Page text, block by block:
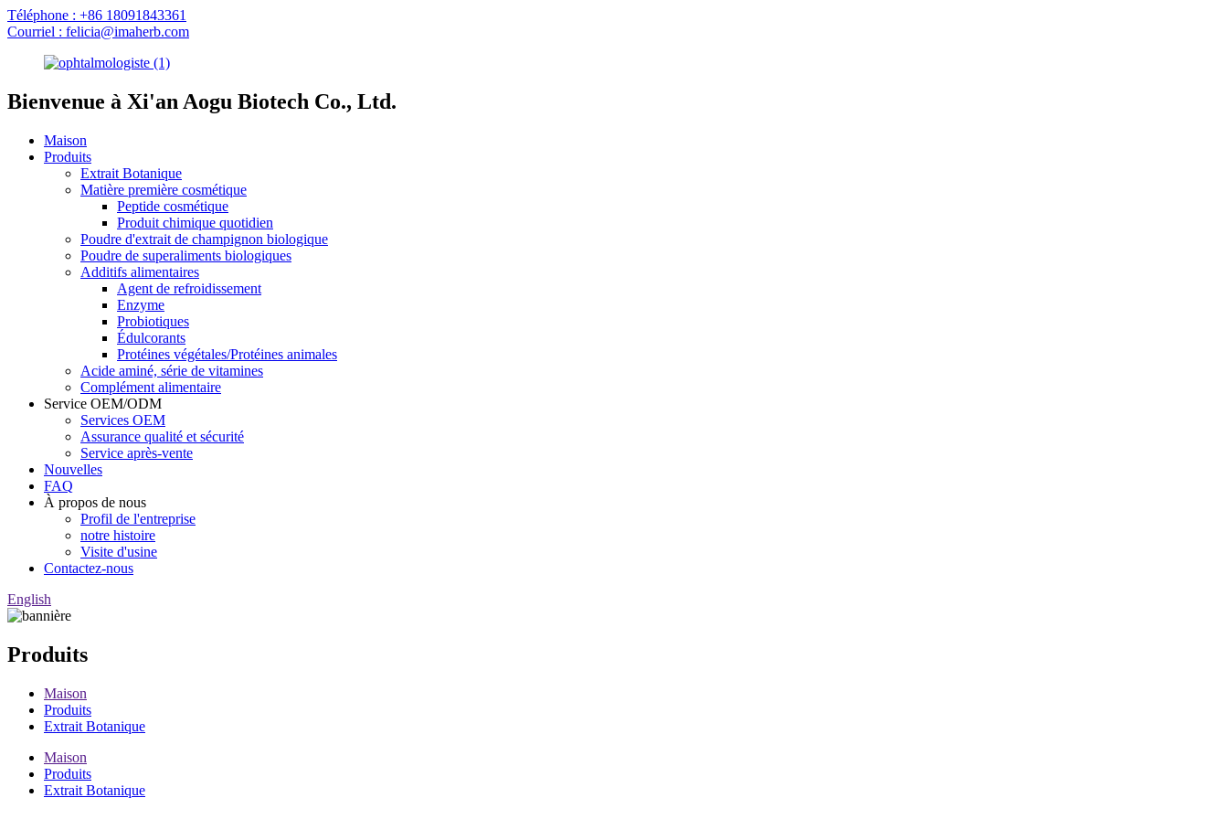
Téléphone : +86 18091843361
Courriel : felicia@imaherb.com
Bienvenue à Xi'an Aogu Biotech Co., Ltd.
Maison
Produits
Extrait Botanique
Matière première cosmétique
Peptide cosmétique
Produit chimique quotidien
Poudre d'extrait de champignon biologique
Poudre de superaliments biologiques
Additifs alimentaires
Agent de refroidissement
Enzyme
Probiotiques
Édulcorants
Protéines végétales/Protéines animales
Acide aminé, série de vitamines
Complément alimentaire
Service OEM/ODM
Services OEM
Assurance qualité et sécurité
Service après-vente
Nouvelles
FAQ
À propos de nous
Profil de l'entreprise
notre histoire
Visite d'usine
Contactez-nous
English
Produits
Maison
Produits
Extrait Botanique
Maison
Produits
Extrait Botanique